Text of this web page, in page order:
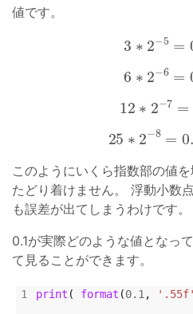
値です。
3 2−5
6
2−6
12
2−7
25
2−8
このようにいくら指数部の値
たどり着けません。 浮動小数
も誤差が出てしまうわけです。
0.1が実際どのような値となっ
て見ることができます。
print ( format (0.1 , '.55f'